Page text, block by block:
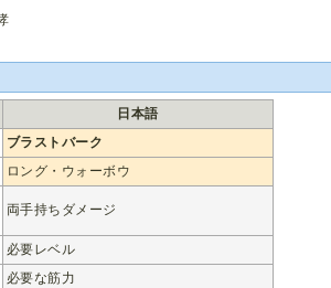
日本語
ブラストバーク
ロング・ウォーボウ
両手持ちダメージ
必要レベル
必要な筋力